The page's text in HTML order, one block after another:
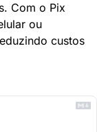
Com o Pix
ou
custos